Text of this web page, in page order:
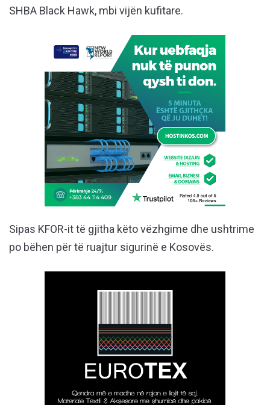
SHBA Black Hawk, mbi vijën kufitare.
Sipas KFOR-it të gjitha këto vëzhgime dhe ushtrime
po bëhen për të ruajtur sigurinë e Kosovës.